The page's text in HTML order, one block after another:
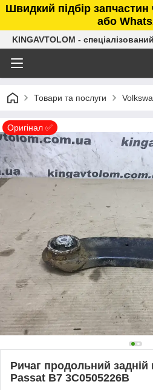
Швидкий підбір
або
KINGAVTOLOM -
Товари та послуги
Оригінал ✅
Ричаг продольний
Passat B7 3C0505226B